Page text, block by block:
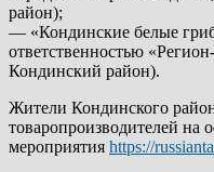
район);
— «Кондинские белые
ответственностью
Кондинский район).
Жители Кондинского
товаропроизводителей на
мероприятия https://